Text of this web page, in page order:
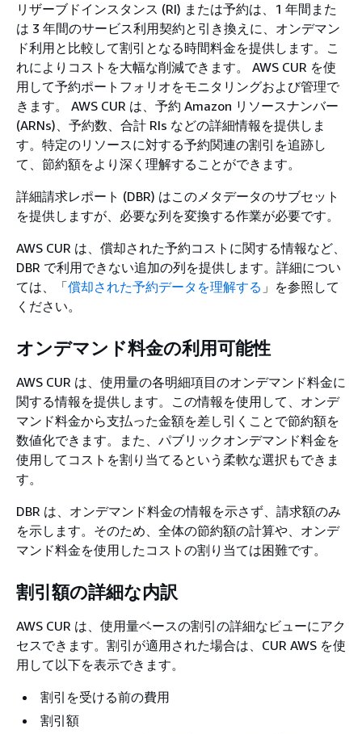
リザーブドインスタンス (RI) または予約は、1 年間また
は 3 年間のサービス利用契約と引き換えに、オンデマン
ド利用と比較して割引となる時間料金を提供します。こ
れによりコストを大幅な削減できます。 AWS CUR を使
用して予約ポートフォリオをモニタリングおよび管理で
きます。 AWS CUR は、予約 Amazon リソースナンバー
(ARNs)、予約数、合計 RIs などの詳細情報を提供しま
す。特定のリソースに対する予約関連の割引を追跡し
て、節約額をより深く理解することができます。
詳細請求レポート (DBR) はこのメタデータのサブセット
を提供しますが、必要な列を変換する作業が必要です。
AWS CUR は、償却された予約コストに関する情報など、
DBR で利用できない追加の列を提供します。詳細につい
ては、「償却された予約データを理解する 」を参照して
ください。
オンデマンド料金の利用可能性
AWS CUR は、使用量の各明細項目のオンデマンド料金に
関する情報を提供します。この情報を使用して、オンデ
マンド料金から支払った金額を差し引くことで節約額を
数値化できます。また、パブリックオンデマンド料金を
使用してコストを割り当てるという柔軟な選択もできま
す。
DBR は、オンデマンド料金の情報を示さず、請求額のみ
を示します。そのため、全体の節約額の計算や、オンデ
マンド料金を使用したコストの割り当ては困難です。
割引額の詳細な内訳
AWS CUR は、使用量ベースの割引の詳細なビューにアク
セスできます。割引が適用された場合は、CUR AWS を使
用して以下を表示できます。
割引を受ける前の費用
割引額